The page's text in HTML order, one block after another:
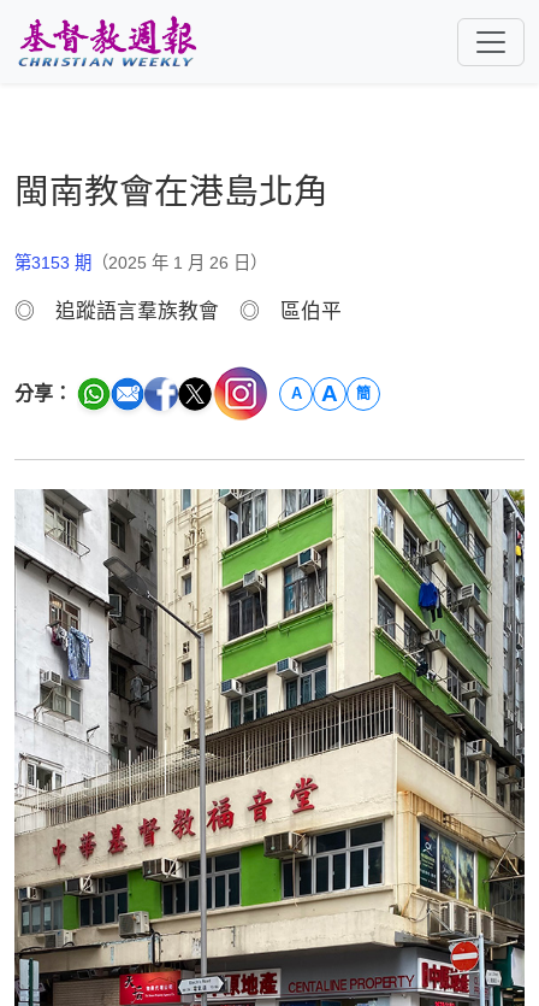
閩南教會在港島北角
第3153 期 （2025 年 1 月 26 日）
◎ 追蹤語言羣族教會 ◎ 區伯平
分享： A A 簡